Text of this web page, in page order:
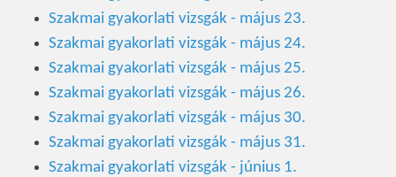
Szakmai gyakorlati vizsgák - május 23.
Szakmai gyakorlati vizsgák - május 24.
Szakmai gyakorlati vizsgák - május 25.
Szakmai gyakorlati vizsgák - május 26.
Szakmai gyakorlati vizsgák - május 30.
Szakmai gyakorlati vizsgák - május 31.
Szakmai gyakorlati vizsgák - június 1.